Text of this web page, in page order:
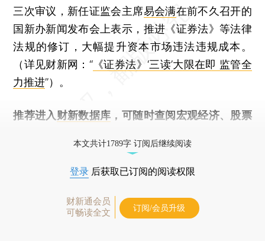
三次审议，新任证监会主席易会满在前不久召开的
国新办新闻发布会上表示，推进《证券法》等法律
法规的修订，大幅提升资本市场违法违规成本。
（详见财新网：“《证券法》‘三读’大限在即 监管全
力推进”）。
推荐进入 财新数据库 ，可随时查阅宏观经济、股票
本文共计1789字 订阅后继续阅读
登录 后获取已订阅的阅读权限
财新通会员
可畅读全文
订阅/会员升级